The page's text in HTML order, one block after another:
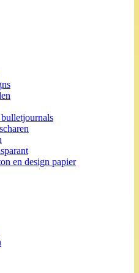
en design papier